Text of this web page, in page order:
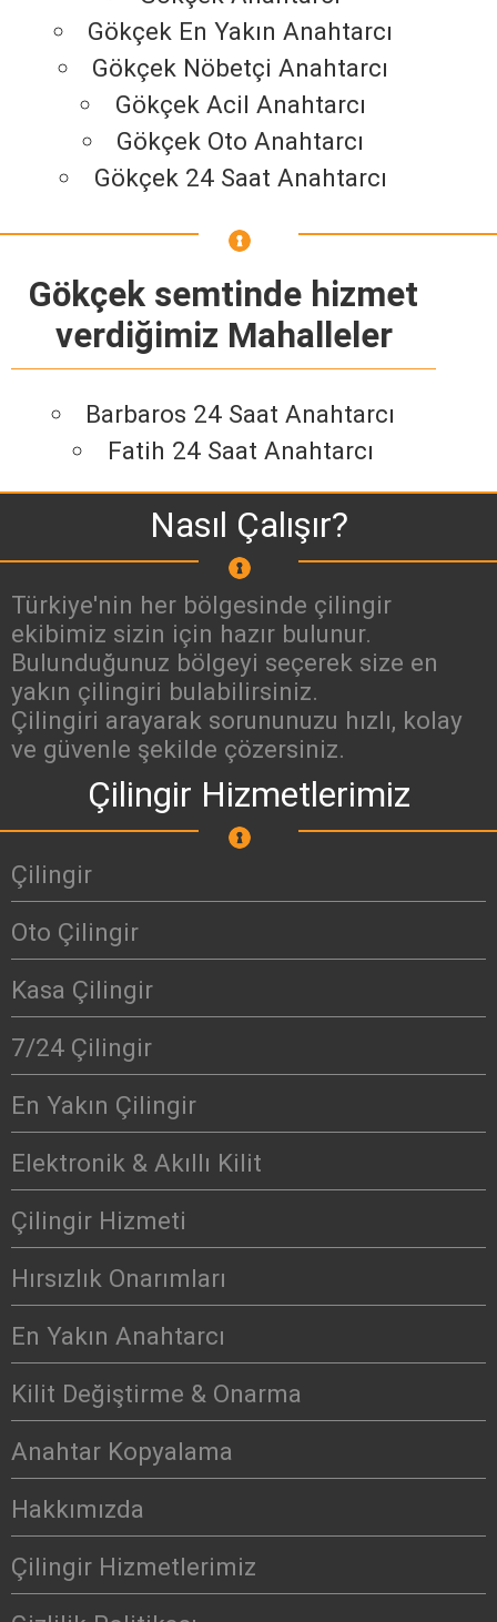
Gökçek En Yakın Anahtarcı
Gökçek Nöbetçi Anahtarcı
Gökçek Acil Anahtarcı
Gökçek Oto Anahtarcı
Gökçek 24 Saat Anahtarcı
Gökçek semtinde hizmet
verdiğimiz Mahalleler
Barbaros 24 Saat Anahtarcı
Fatih 24 Saat Anahtarcı
Nasıl Çalışır?
Türkiye'nin her bölgesinde çilingir
ekibimiz sizin için hazır bulunur.
Bulunduğunuz bölgeyi seçerek size en
yakın çilingiri bulabilirsiniz.
Çilingiri arayarak sorununuzu hızlı, kolay
ve güvenle şekilde çözersiniz.
Çilingir Hizmetlerimiz
Çilingir
Oto Çilingir
Kasa Çilingir
7/24 Çilingir
En Yakın Çilingir
Elektronik & Akıllı Kilit
Çilingir Hizmeti
Hırsızlık Onarımları
En Yakın Anahtarcı
Kilit Değiştirme & Onarma
Anahtar Kopyalama
Hakkımızda
Çilingir Hizmetlerimiz